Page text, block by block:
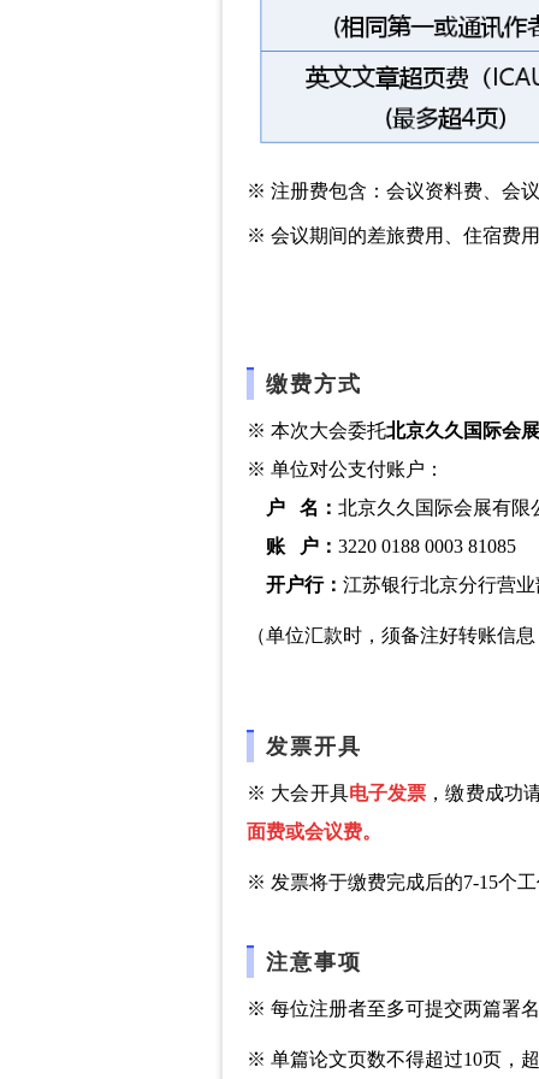
※ 注册费包含：会议资料费、会
※ 会议期间的差旅费用、住宿费
缴费方式
※ 本次大会委托北京久久国际会
※ 单位对公支付账户：
户 名： 北京久久国际会展有限
账 户： 3220 0188 0003 81085
开户行： 江苏银行北京分行营业
（单位汇款时，须备注好转账信息
发票开具
※ 大会开具电子发票 ，缴费成功
面费或会议费。
※ 发票将于缴费完成后的7-15个
注意事项
※ 每位注册者至多可提交两篇署
※ 单篇论文页数不得超过10页，